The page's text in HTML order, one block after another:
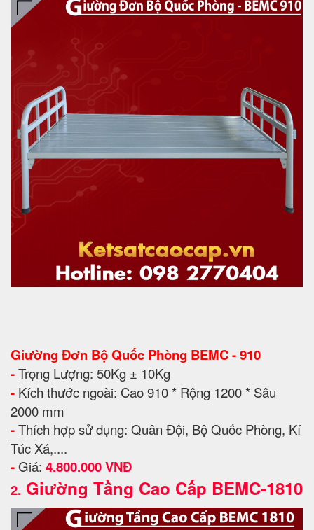
Giường Đơn Bộ Quốc Phòng BEMC - 910
-Trọng Lượng: 50Kg ± 10Kg
- Kích thước ngoài: Cao 910 * Rộng 1200 * Sâu
2000 mm
-Thích hợp sử dụng: Quân Đội, Bộ Quốc Phòng, Kí
Túc Xá,....
- Giá: 4.800.000 VNĐ
2. Giường Tầng Cao Cấp BEMC-1810